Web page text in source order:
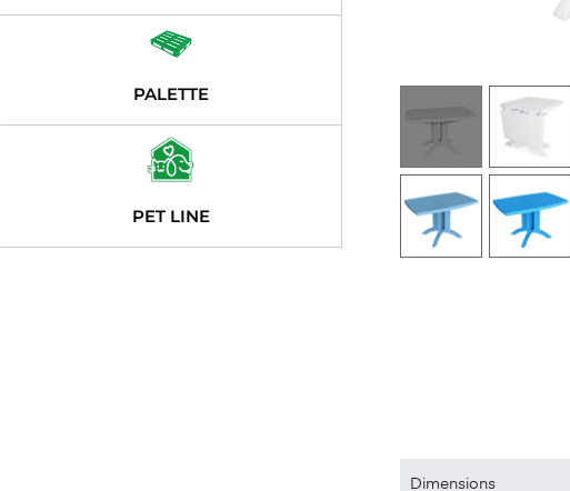
Dimensions
PALETTE
PET LINE